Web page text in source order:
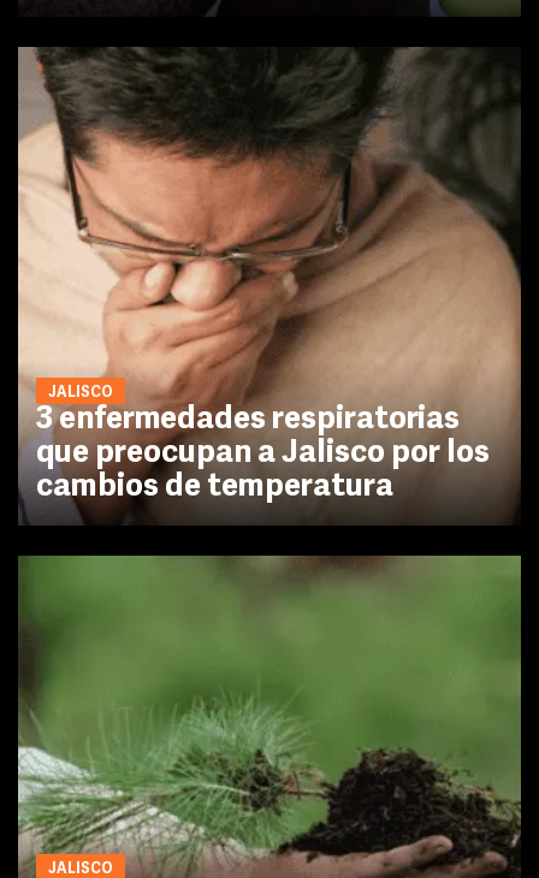
JALISCO
3 enfermedades respiratorias
que preocupan a Jalisco por los
cambios de temperatura
JALISCO